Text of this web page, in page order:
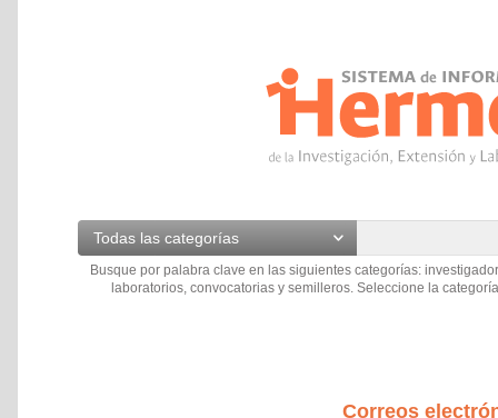
Todas las categorías
Busque por palabra clave en las siguientes categorías:
laboratorios, convocatorias y semilleros. Seleccione la
Correos